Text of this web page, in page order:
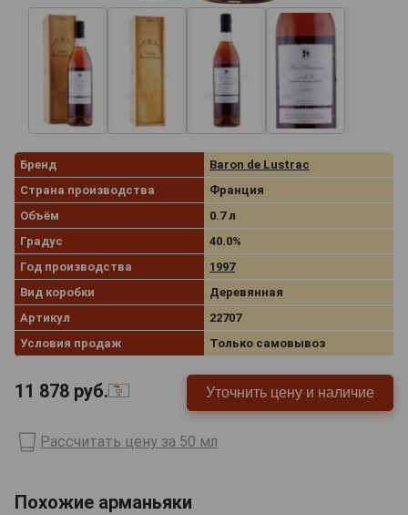
Бренд
Baron de Lustrac
Страна производства
Франция
Объём
0.7 л
Градус
40.0%
Год производства
1997
Вид коробки
Деревянная
Артикул
22707
Условия продаж
Только самовывоз
11 878 руб. Уточнить цену и наличие
Рассчитать цену за 50 мл
Похожие арманьяки